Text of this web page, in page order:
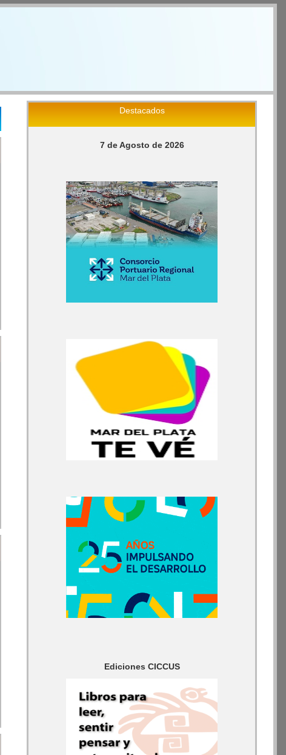
Destacados
7 de Agosto de 2026
Ediciones CICCUS